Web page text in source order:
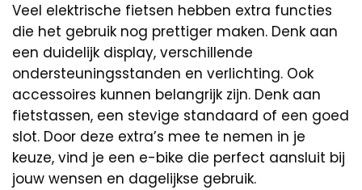
Veel elektrische fietsen hebben extra functies
die het gebruik nog prettiger maken. Denk aan
een duidelijk display, verschillende
ondersteuningsstanden en verlichting. Ook
accessoires kunnen belangrijk zijn. Denk aan
fietstassen, een stevige standaard of een goed
slot. Door deze extra’s mee te nemen in je
keuze, vind je een e-bike die perfect aansluit bij
jouw wensen en dagelijkse gebruik.